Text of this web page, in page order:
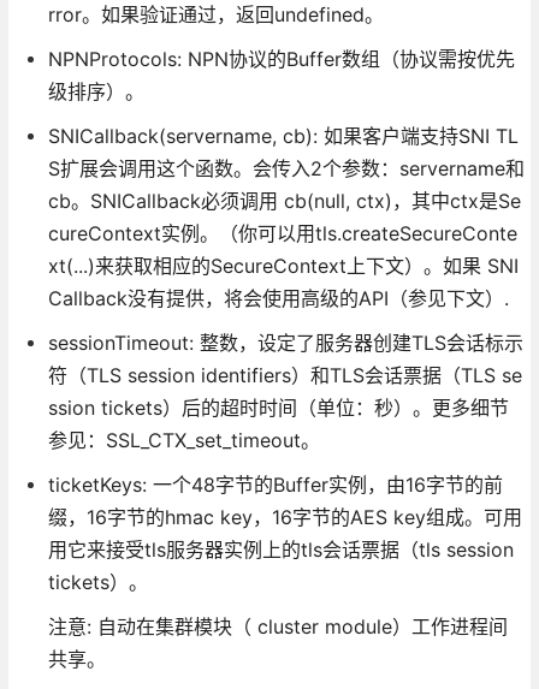
rror。如果验证通过，返回undefined。
NPNProtocols: NPN协议的Buffer数组（协议需按优先
级排序）。
SNICallback(servername, cb): 如果客户端支持SNI TL
S扩展会调用这个函数。会传入2个参数：servername和
cb。SNICallback必须调用 cb(null, ctx)，其中ctx是Se
cureContext实例。（你可以用tls.createSecureConte
xt(...)来获取相应的SecureContext上下文）。如果 SNI
Callback没有提供，将会使用高级的API（参见下文）.
sessionTimeout: 整数，设定了服务器创建TLS会话标示
符（TLS session identifiers）和TLS会话票据（TLS se
ssion tickets）后的超时时间（单位：秒）。更多细节
参见：SSL_CTX_set_timeout。
ticketKeys: 一个48字节的Buffer实例，由16字节的前
缀，16字节的hmac key，16字节的AES key组成。可用
用它来接受tls服务器实例上的tls会话票据（tls session
tickets）。
注意: 自动在集群模块（ cluster module）工作进程间
共享。